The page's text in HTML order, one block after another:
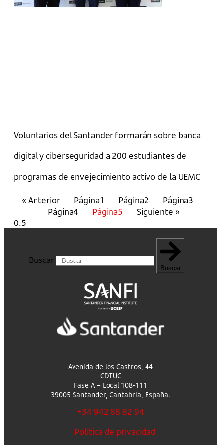
Voluntarios del Santander formarán sobre banca
digital y ciberseguridad a 200 estudiantes de
programas de envejecimiento activo de la UEMC
« Anterior Página1 Página2 Página3
Página4 Página5 Siguiente »
Buscar
Buscar
Avenida de los Castros, 44
-CDTUC-
Fase A – Local 108-111
39005 Santander, Cantabria, España.
+34 942 88 82 94
Política de privacidad